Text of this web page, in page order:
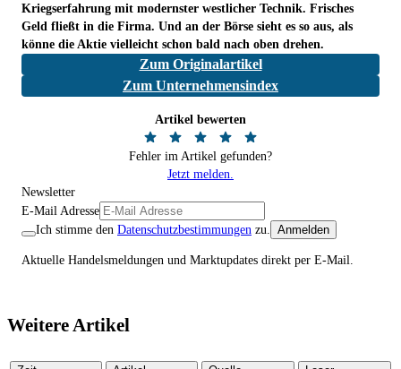
Kriegserfahrung mit modernster westlicher Technik. Frisches
Geld fließt in die Firma. Und an der Börse sieht es so aus, als
könne die Aktie vielleicht schon bald nach oben drehen.
Zum Originalartikel
Zum Unternehmensindex
Artikel bewerten
Fehler im Artikel gefunden?
Jetzt melden.
Newsletter
E-Mail Adresse
Ich stimme den Datenschutzbestimmungen zu. Anmelden
Aktuelle Handelsmeldungen und Marktupdates direkt per E-Mail.
Weitere Artikel